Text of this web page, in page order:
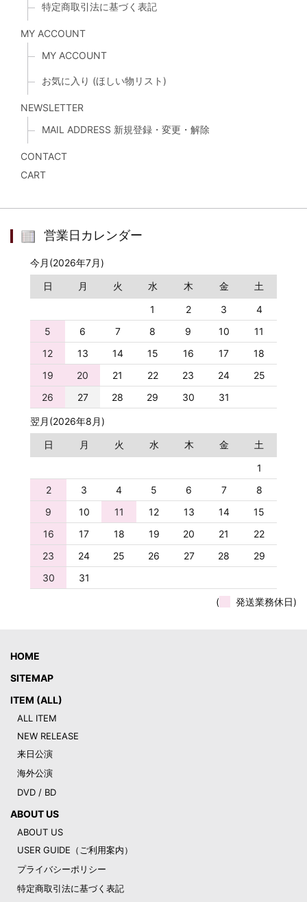
特定商取引法に基づく表記
MY ACCOUNT
MY ACCOUNT
お気に入り (ほしい物リスト)
NEWSLETTER
MAIL ADDRESS 新規登録・変更・解除
CONTACT
CART
営業日カレンダー
今月(2026年7月)
日
月 火 水 木 金
土
1
2 3
4
5
6 7 8 9 10
11
12
13 14 15 16 17
18
19
20 21 22 23 24
25
26
27 28 29 30 31
翌月(2026年8月)
日
月 火 水 木 金
土
1
2
3 4 5 6 7
8
9
10 11 12 13 14
15
16
17 18 19 20 21
22
23
24 25 26 27 28
29
30
31
( 発送業務休日)
HOME
SITEMAP
ITEM (ALL)
ALL ITEM
NEW RELEASE
来日公演
海外公演
DVD / BD
ABOUT US
ABOUT US
USER GUIDE（ご利用案内）
プライバシーポリシー
特定商取引法に基づく表記